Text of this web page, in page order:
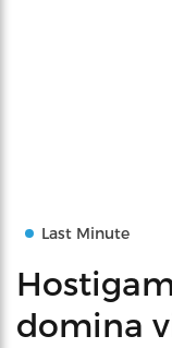
Last Minute
domina